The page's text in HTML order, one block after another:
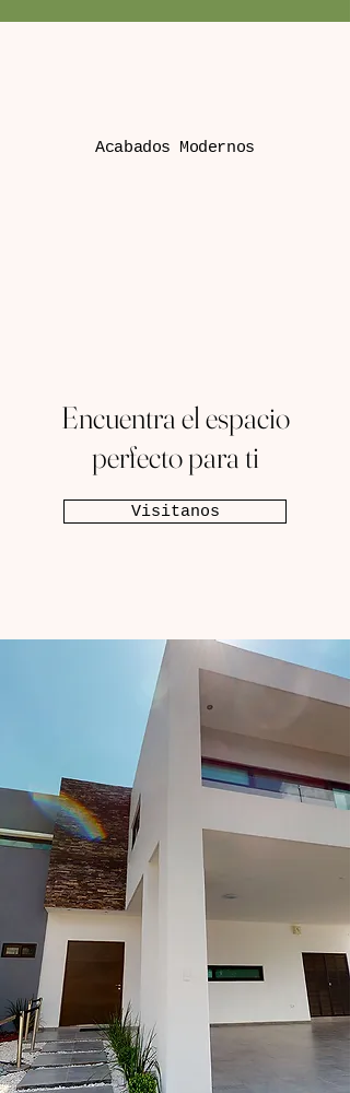
Acabados Modernos
Encuentra el espacio
perfecto para ti
Visitanos